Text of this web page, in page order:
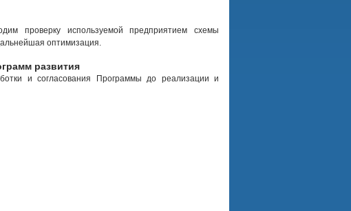
проверку используемой предприятием схемы
оптимизация.
развития
и согласования Программы до реализации и